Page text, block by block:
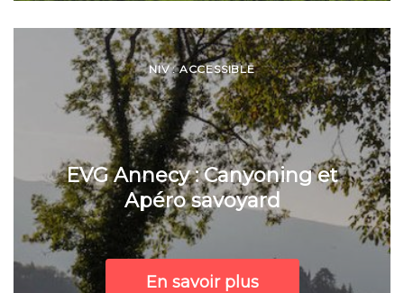
NIV : ACCESSIBLE
EVG Annecy : Canyoning et
Apéro savoyard
En savoir plus